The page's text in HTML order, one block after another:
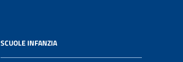
SCUOLE INFANZIA